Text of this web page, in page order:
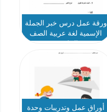
ورقة عمل درس خبر الجملة
الإسمية لغة عربية الصف
أوراق عمل وتدريبات وحدة